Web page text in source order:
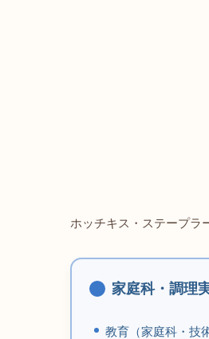
ホッチキス・ステープラ
家庭科・調理
教育（家庭科・技